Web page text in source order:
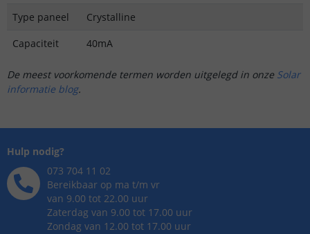
Type paneel
Crystalline
Capaciteit
40mA
De meest voorkomende termen worden uitgelegd in onze Solar
informatie blog.
Hulp nodig?
073 704 11 02
Bereikbaar op ma t/m vr
van 9.00 tot 22.00 uur
Zaterdag van 9.00 tot 17.00 uur
Zondag van 12.00 tot 17.00 uur